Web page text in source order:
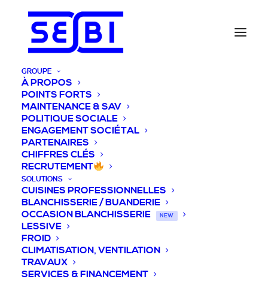
GROUPE
À PROPOS
POINTS FORTS
MAINTENANCE & SAV
POLITIQUE SOCIALE
ENGAGEMENT SOCIÉTAL
PARTENAIRES
CHIFFRES CLÉS
RECRUTEMENT
SOLUTIONS
CUISINES PROFESSIONNELLES
BLANCHISSERIE / BUANDERIE
OCCASION BLANCHISSERIE
NEW
LESSIVE
FROID
CLIMATISATION, VENTILATION
TRAVAUX
SERVICES & FINANCEMENT